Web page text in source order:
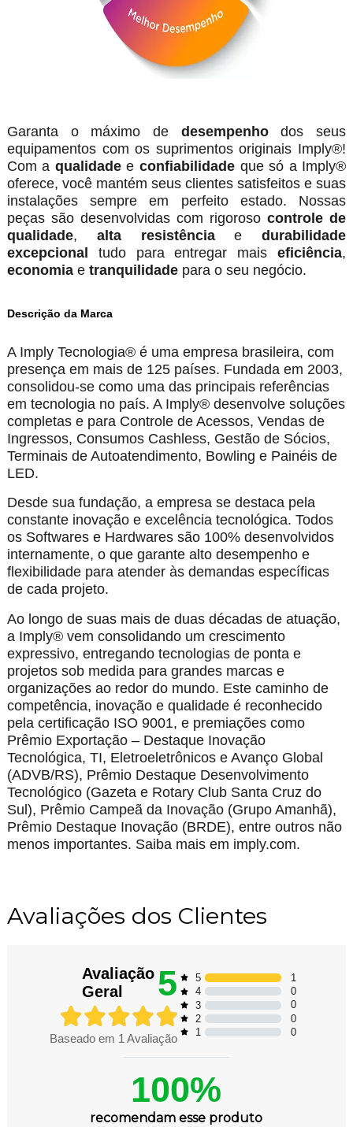
Garanta o máximo de desempenhodos seus
equipamentos com os suprimentos originais Imply®!
Com a qualidadeeconfiabilidade que só a Imply®
oferece, você mantém seus clientes satisfeitos e suas
instalações sempre em perfeito estado. Nossas
peças são desenvolvidas com rigorosocontrole de
qualidade, alta resistênciaedurabilidade
excepcional tudo para entregar maiseficiência,
economiae tranquilidadepara o seu negócio.
Descrição da Marca
A Imply Tecnologia® é uma empresa brasileira, com
presença em mais de 125 países. Fundada em 2003,
consolidou-se como uma das principais referências
em tecnologia no país. A Imply® desenvolve soluções
completas e para Controle de Acessos, Vendas de
Ingressos, Consumos Cashless, Gestão de Sócios,
Terminais de Autoatendimento, Bowling e Painéis de
LED.
Desde sua fundação, a empresa se destaca pela
constante inovação e excelência tecnológica. Todos
os Softwares e Hardwares são 100% desenvolvidos
internamente, o que garante alto desempenho e
flexibilidade para atender às demandas específicas
de cada projeto.
Ao longo de suas mais de duas décadas de atuação,
a Imply® vem consolidando um crescimento
expressivo, entregando tecnologias de ponta e
projetos sob medida para grandes marcas e
organizações ao redor do mundo. Este caminho de
competência, inovação e qualidade é reconhecido
pela certificação ISO 9001, e premiações como
Prêmio Exportação – Destaque Inovação
Tecnológica, TI, Eletroeletrônicos e Avanço Global
(ADVB/RS), Prêmio Destaque Desenvolvimento
Tecnológico (Gazeta e Rotary Club Santa Cruz do
Sul), Prêmio Campeã da Inovação (Grupo Amanhã),
Prêmio Destaque Inovação (BRDE), entre outros não
menos importantes. Saiba mais em imply.com.
Avaliações dos Clientes
Avaliação
Geral
5
Baseado em 1 Avaliação
5
1
4
0
3
0
2
0
1
0
100%
recomendam esse produto